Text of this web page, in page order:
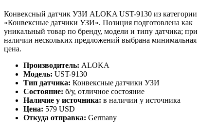
Конвексный датчик УЗИ ALOKA UST-9130 из категории
«Конвексные датчики УЗИ». Позиция подготовлена как
уникальный товар по бренду, модели и типу датчика; при
наличии нескольких предложений выбрана минимальная
цена.
Производитель: ALOKA
Модель: UST-9130
Тип датчика: Конвексные датчики УЗИ
Состояние: б/у, отличное состояние
Наличие у источника: в наличии у источника
Цена: 579 USD
Откуда отправка: Germany